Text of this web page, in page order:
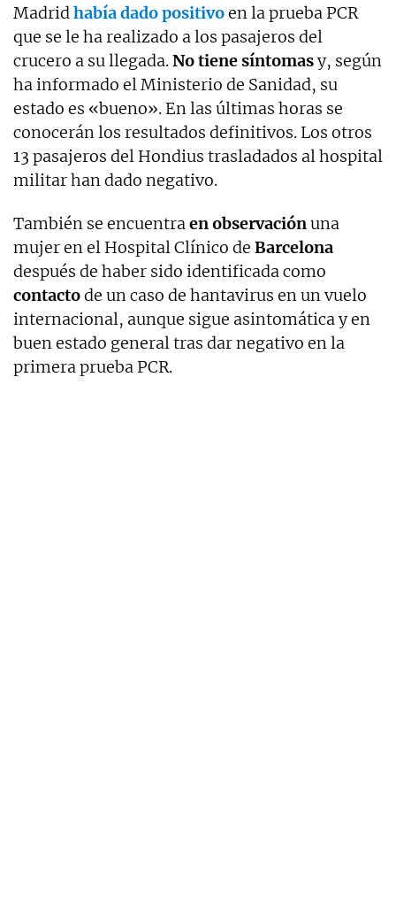
Madridhabía dado positivoen la prueba PCR
que se le ha realizado a los pasajeros del
crucero a su llegada.No tiene síntomasy, según
ha informado el Ministerio de Sanidad, su
estado es «bueno». En las últimas horas se
conocerán los resultados definitivos. Los otros
13 pasajeros del Hondius trasladados al hospital
militar han dado negativo.
También se encuentraen observaciónuna
mujer en el Hospital Clínico de Barcelona
después de haber sido identificada como
contactode un caso de hantavirus en un vuelo
internacional, aunque sigue asintomática y en
buen estado general tras dar negativo en la
primera prueba PCR.